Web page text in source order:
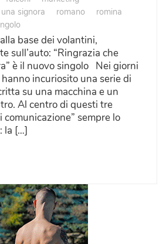
signora
romano
romina
base dei volantini,
sull’auto: “Ringrazia che
è il nuovo singolo Nei giorni
incuriosito una serie di
su una macchina e un
Al centro di questi tre
comunicazione” sempre lo
la […]